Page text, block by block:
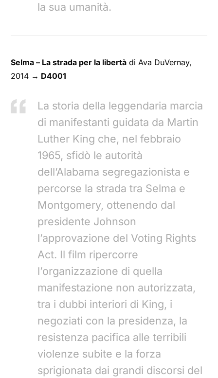
la sua umanità.
Selma – La strada per la libertà di Ava DuVernay,
2014 → D4001
La storia della leggendaria marcia
di manifestanti guidata da Martin
Luther King che, nel febbraio
1965, sfidò le autorità
dell’Alabama segregazionista e
percorse la strada tra Selma e
Montgomery, ottenendo dal
presidente Johnson
l’approvazione del Voting Rights
Act. Il film ripercorre
l’organizzazione di quella
manifestazione non autorizzata,
tra i dubbi interiori di King, i
negoziati con la presidenza, la
resistenza pacifica alle terribili
violenze subite e la forza
sprigionata dai grandi discorsi del